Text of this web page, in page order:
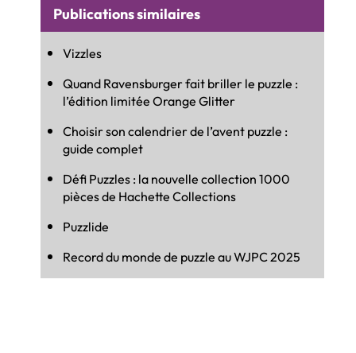
Publications similaires
Vizzles
Quand Ravensburger fait briller le puzzle :
l’édition limitée Orange Glitter
Choisir son calendrier de l’avent puzzle :
guide complet
Défi Puzzles : la nouvelle collection 1000
pièces de Hachette Collections
Puzzlide
Record du monde de puzzle au WJPC 2025